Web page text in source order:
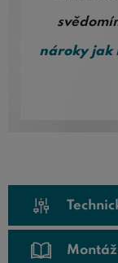
nároky jak